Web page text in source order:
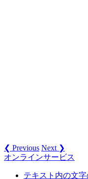
❮ Previous Next ❯
オンラインサービス
テキスト内の文